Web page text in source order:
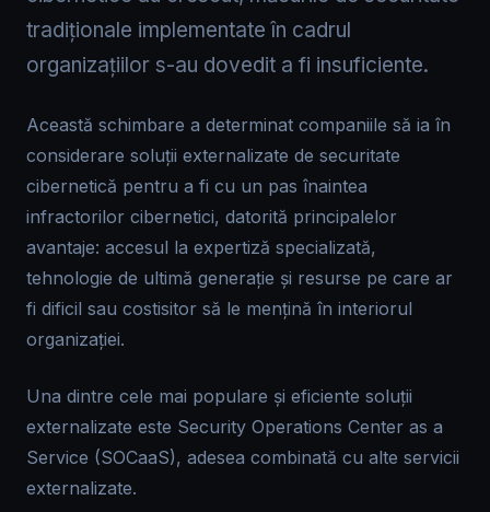
tradiționale implementate în cadrul
organizațiilor s-au dovedit a fi insuficiente.
Această schimbare a determinat companiile să ia în
considerare soluții externalizate de securitate
cibernetică pentru a fi cu un pas înaintea
infractorilor cibernetici, datorită principalelor
avantaje: accesul la expertiză specializată,
tehnologie de ultimă generație și resurse pe care ar
fi dificil sau costisitor să le mențină în interiorul
organizației.
Una dintre cele mai populare și eficiente soluții
externalizate este Security Operations Center as a
Service (SOCaaS), adesea combinată cu alte servicii
externalizate.